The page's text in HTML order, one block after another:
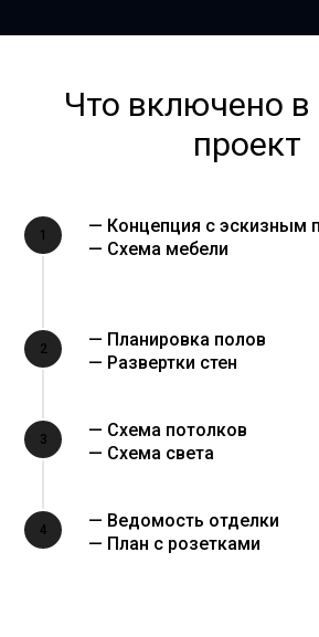
Что включено в
проект
1
— Концепция с эскизным
— Схема мебели
2
— Планировка полов
— Развертки стен
3
— Схема потолков
— Схема света
4
— Ведомость отделки
— План с розетками